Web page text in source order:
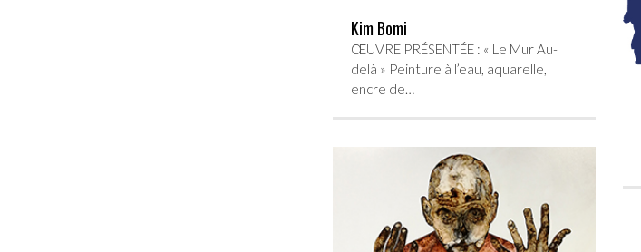
Kim Bomi
ŒUVRE PRÉSENTÉE : « Le Mur Au-
delà » Peinture à l’eau, aquarelle,
encre de…